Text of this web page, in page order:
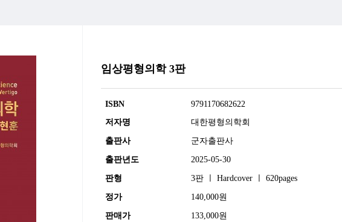
맨위로
임상평형의학 3판
ISBN
9791170682622
저자명
대한평형의학회
출판사
군자출판사
출판년도
2025-05-30
판형
3판 ㅣ Hardcover ㅣ 620pages
정가
140,000원
판매가
133,000원